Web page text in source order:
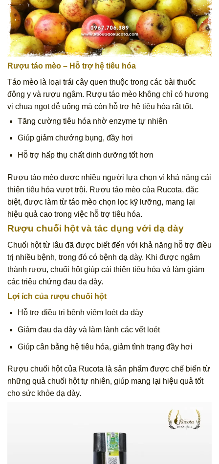
Rượu táo mèo – Hỗ trợ hệ tiêu hóa
Táo mèo là loại trái cây quen thuộc trong các bài thuốc
đông y và rượu ngâm. Rượu táo mèo không chỉ có hương
vị chua ngọt dễ uống mà còn hỗ trợ hệ tiêu hóa rất tốt.
Tăng cường tiêu hóa nhờ enzyme tự nhiên
Giúp giảm chướng bụng, đầy hơi
Hỗ trợ hấp thụ chất dinh dưỡng tốt hơn
Rượu táo mèo được nhiều người lựa chọn vì khả năng cải
thiện tiêu hóa vượt trội. Rượu táo mèo của Rucota, đặc
biệt, được làm từ táo mèo chọn lọc kỹ lưỡng, mang lại
hiệu quả cao trong việc hỗ trợ tiêu hóa.
Rượu chuối hột và tác dụng với dạ dày
Chuối hột từ lâu đã được biết đến với khả năng hỗ trợ điều
trị nhiều bệnh, trong đó có bệnh dạ dày. Khi được ngâm
thành rượu, chuối hột giúp cải thiện tiêu hóa và làm giảm
các triệu chứng đau dạ dày.
Lợi ích của rượu chuối hột
Hỗ trợ điều trị bệnh viêm loét dạ dày
Giảm đau dạ dày và làm lành các vết loét
Giúp cân bằng hệ tiêu hóa, giảm tình trạng đầy hơi
Rượu chuối hột của Rucota là sản phẩm được chế biến từ
những quả chuối hột tự nhiên, giúp mang lại hiệu quả tốt
cho sức khỏe dạ dày.